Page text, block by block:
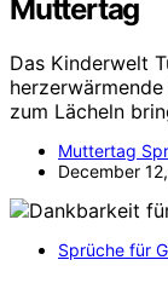
Muttertag
Das Kinderwelt
zum Lächeln
Muttertag
December
Sprüche für